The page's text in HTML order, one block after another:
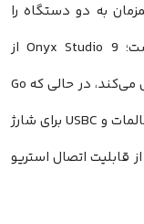
به دو دستگاه را
دارند. تفاوت اصلی در قابلیت‌های ویژه است؛ Onyx Studio 9 از
Auracast برای اتصال چندین اسپیکر پشتیبانی می‌کند، در حالی که Go
+ Play 3 دارای میکروفون‌های دوگانه برای مکالمات و USBC برای شارژ
اتصال استریو